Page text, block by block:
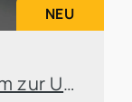
NEU
Repräsentativer Büroraum zur Untervermietung in attraktiver Kölner Lage